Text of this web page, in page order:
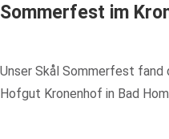
Sommerfest im
Unser Skål Sommerfest fand
Hofgut Kronenhof in Bad